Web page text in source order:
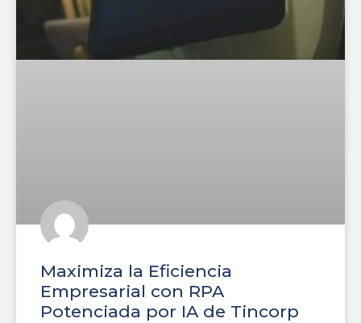
Maximiza la Eficiencia
Empresarial con RPA
Potenciada por IA de Tincorp